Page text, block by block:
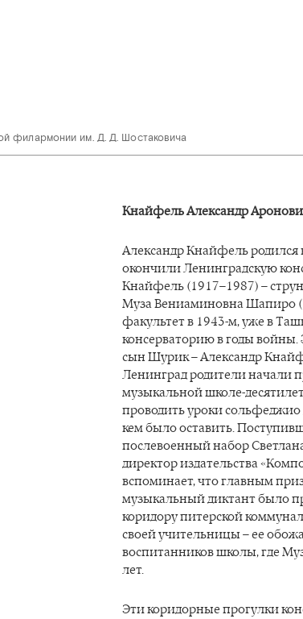
филармонии им. Д. Д. Шостаковича
Кнайфель Александр
Александр Кнайфель родился
окончили Ленинградскую
Кнайфель (1917–1987) –
Муза Вениаминовна Шапиро
факультет в 1943-м, уже в
консерваторию в годы войны.
сын Шурик – Александр
Ленинград родители начали
музыкальной школе-
проводить уроки сольфеджио
кем было оставить.
послевоенный набор
директор издательства
вспоминает, что главным
музыкальный диктант было
коридору питерской
своей учительницы – ее
воспитанников школы, где
лет.
Эти коридорные прогулки